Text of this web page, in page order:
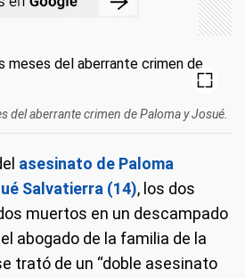
del aberrante crimen de Paloma y Josué.
asesinato de Paloma
Salvatierra (14), los dos
muertos en un descampado
abogado de la familia de la
trató de un “doble asesinato